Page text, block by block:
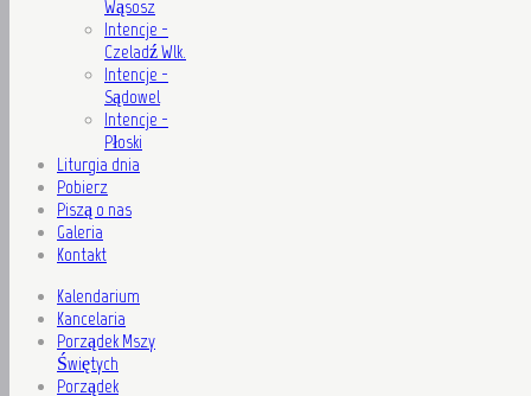
Wąsosz
Intencje -
Czeladź Wlk.
Intencje -
Sądowel
Intencje -
Płoski
Liturgia dnia
Pobierz
Piszą o nas
Galeria
Kontakt
Kalendarium
Kancelaria
Porządek Mszy
Świętych
Porządek